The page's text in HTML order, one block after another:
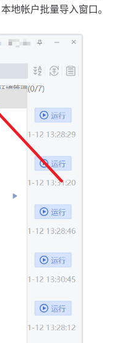
地帐户批量导入窗口。